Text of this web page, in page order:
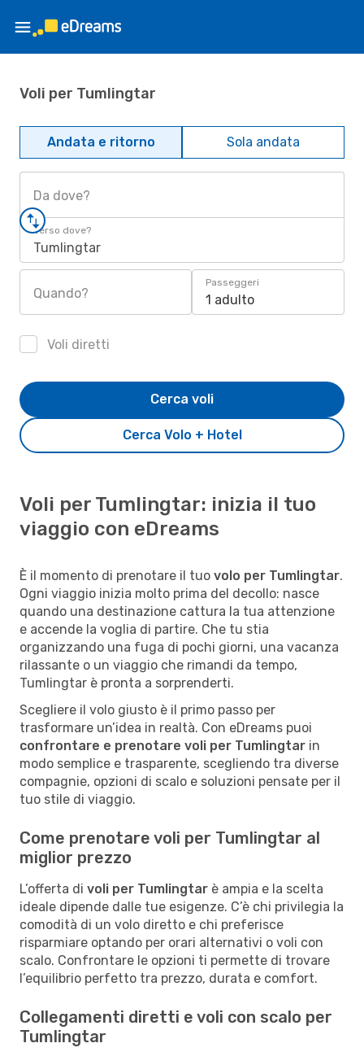
Voli per Tumlingtar
Andata e ritorno Sola andata
Da dove?
Verso dove?
Tumlingtar
Quando?
Passeggeri
1 adulto
Voli diretti
Cerca Volo + Hotel
Cerca voli
Voli per Tumlingtar: inizia il tuo
viaggio con eDreams
È il momento di prenotare il tuo volo per Tumlingtar.
Ogni viaggio inizia molto prima del decollo: nasce
quando una destinazione cattura la tua attenzione
e accende la voglia di partire. Che tu stia
organizzando una fuga di pochi giorni, una vacanza
rilassante o un viaggio che rimandi da tempo,
Tumlingtar è pronta a sorprenderti.
Scegliere il volo giusto è il primo passo per
trasformare un’idea in realtà. Con eDreams puoi
confrontare e prenotare voli per Tumlingtar in
modo semplice e trasparente, scegliendo tra diverse
compagnie, opzioni di scalo e soluzioni pensate per il
tuo stile di viaggio.
Come prenotare voli per Tumlingtar al
miglior prezzo
L’offerta di voli per Tumlingtar è ampia e la scelta
ideale dipende dalle tue esigenze. C’è chi privilegia la
comodità di un volo diretto e chi preferisce
risparmiare optando per orari alternativi o voli con
scalo. Confrontare le opzioni ti permette di trovare
l’equilibrio perfetto tra prezzo, durata e comfort.
Collegamenti diretti e voli con scalo per
Tumlingtar